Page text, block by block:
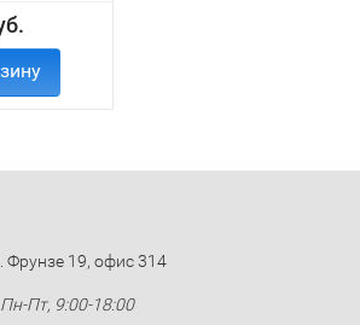
Фрунзе 19, офис 314
Пн-Пт, 9:00-18:00